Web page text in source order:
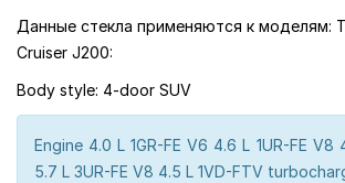
Данные стекла применяются к моделям:
Cruiser J200:
Body style: 4-door SUV
Engine 4.0 L 1GR-FE V6 4.6 L 1UR-FE V8
5.7 L 3UR-FE V8 4.5 L 1VD-FTV